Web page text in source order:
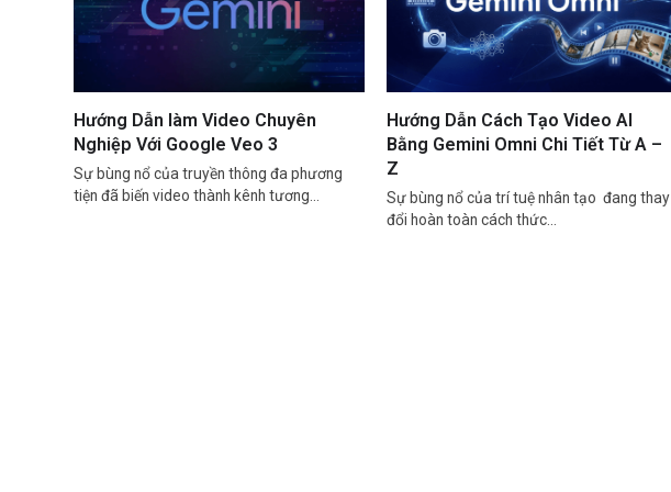
Hướng Dẫn làm Video Chuyên
Nghiệp Với Google Veo 3
Sự bùng nổ của truyền thông đa phương
tiện đã biến video thành kênh tương…
Hướng Dẫn Cách Tạo Video AI
Bằng Gemini Omni Chi Tiết Từ A –
Z
Sự bùng nổ của trí tuệ nhân tạo đang thay
đổi hoàn toàn cách thức…